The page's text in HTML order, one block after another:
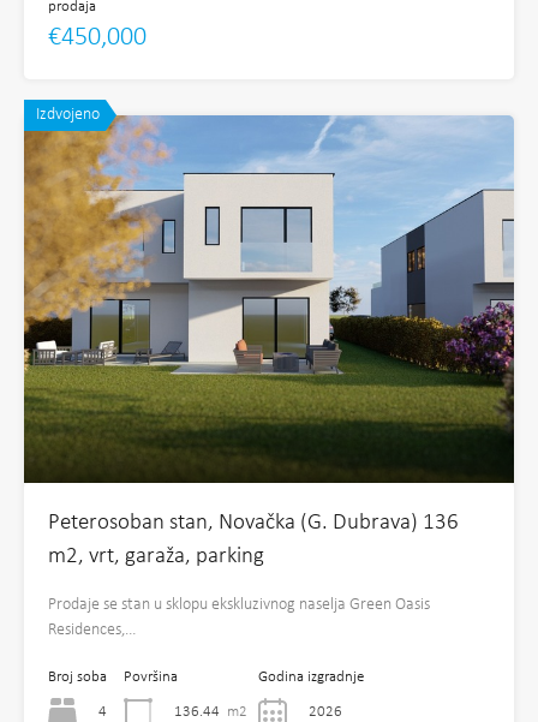
prodaja
€450,000
Izdvojeno
Peterosoban stan, Novačka (G. Dubrava) 136
m2, vrt, garaža, parking
Prodaje se stan u sklopu ekskluzivnog naselja Green Oasis
Residences,…
Broj soba
4
Površina
136.44 m2
Godina izgradnje
2026